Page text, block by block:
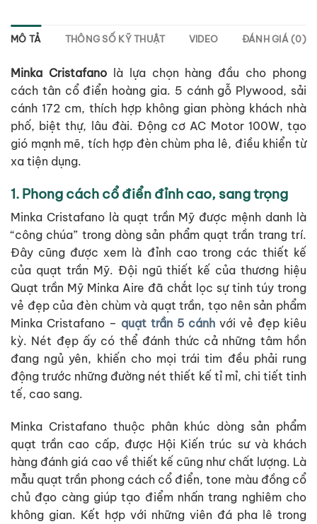
MÔ TẢ THÔNG SỐ KỸ THUẬT VIDEO ĐÁNH GIÁ (0)
Minka Cristafanolà lựa chọn hàng đầu cho phong
cách tân cổ điển hoàng gia. 5 cánh gỗ Plywood, sải
cánh 172 cm, thích hợp không gian phòng khách nhà
phố, biệt thự, lâu đài. Động cơ AC Motor 100W, tạo
gió mạnh mẽ, tích hợp đèn chùm pha lê, điều khiển từ
xa tiện dụng.
1. Phong cách cổ điển đỉnh cao, sang trọng
Minka Cristafano là quạt trần Mỹ được mệnh danh là
“công chúa” trong dòng sản phẩm quạt trần trang trí.
Đây cũng được xem là đỉnh cao trong các thiết kế
của quạt trần Mỹ. Đội ngũ thiết kế của thương hiệu
Quạt trần Mỹ Minka Aire đã chắt lọc sự tinh túy trong
vẻ đẹp của đèn chùm và quạt trần, tạo nên sản phẩm
Minka Cristafano – quạt trần 5 cánh với vẻ đẹp kiêu
kỳ. Nét đẹp ấy có thể đánh thức cả những tâm hồn
đang ngủ yên, khiến cho mọi trái tim đều phải rung
động trước những đường nét thiết kế tỉ mỉ, chi tiết tinh
tế, cao sang.
Minka Cristafano thuộc phân khúc dòng sản phẩm
quạt trần cao cấp, được Hội Kiến trúc sư và khách
hàng đánh giá cao về thiết kế cũng như chất lượng. Là
mẫu quạt trần phong cách cổ điển, tone màu đồng cổ
chủ đạo càng giúp tạo điểm nhấn trang nghiêm cho
không gian. Kết hợp với những viên đá pha lê trong